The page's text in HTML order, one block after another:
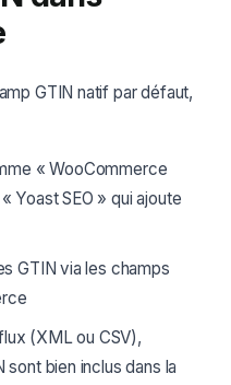
GTIN natif par défaut,
« WooCommerce
Yoast SEO » qui ajoute
GTIN via les champs
(XML ou CSV),
bien inclus dans la